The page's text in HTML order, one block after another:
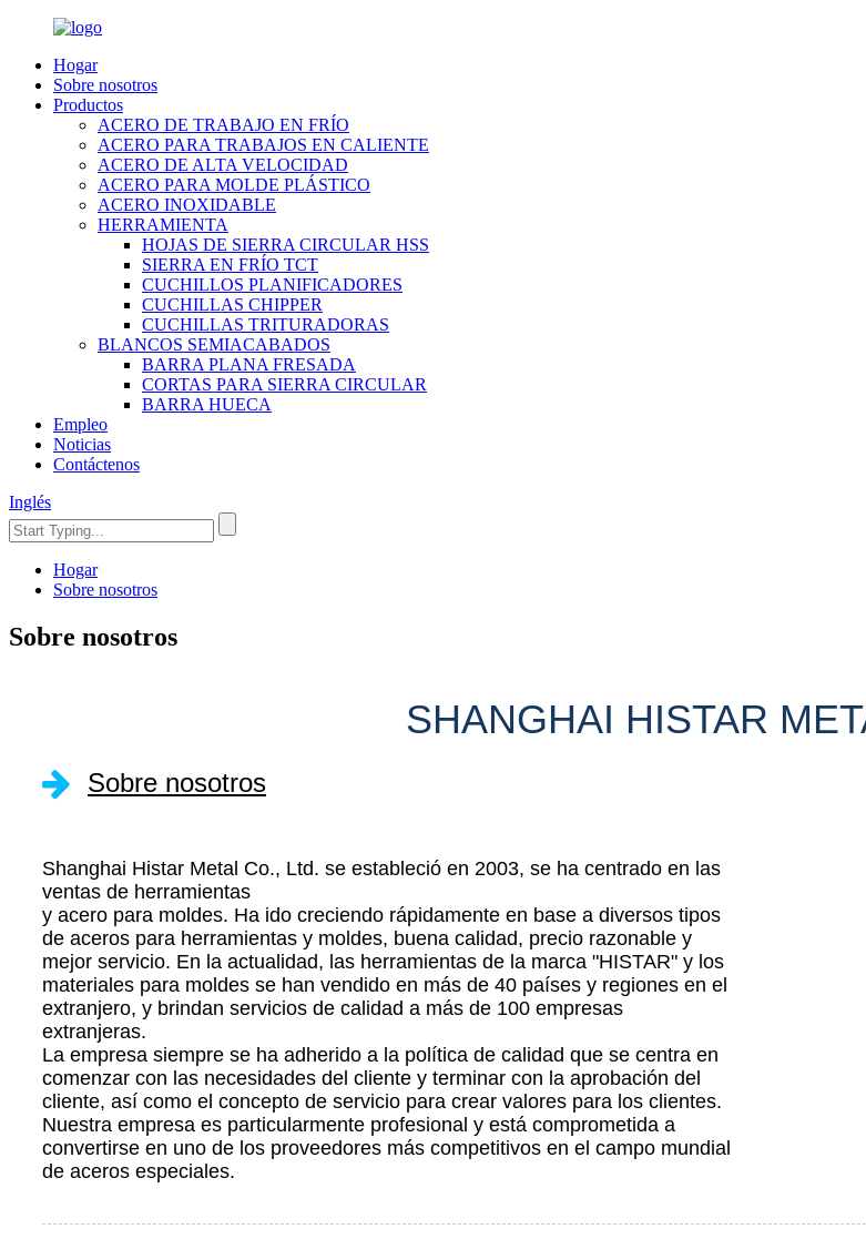
Hogar
Sobre nosotros
Productos
ACERO DE TRABAJO EN FRÍO
ACERO PARA TRABAJOS EN CALIENTE
ACERO DE ALTA VELOCIDAD
ACERO PARA MOLDE PLÁSTICO
ACERO INOXIDABLE
HERRAMIENTA
HOJAS DE SIERRA CIRCULAR HSS
SIERRA EN FRÍO TCT
CUCHILLOS PLANIFICADORES
CUCHILLAS CHIPPER
CUCHILLAS TRITURADORAS
BLANCOS SEMIACABADOS
BARRA PLANA FRESADA
CORTAS PARA SIERRA CIRCULAR
BARRA HUECA
Empleo
Noticias
Contáctenos
Inglés
Hogar
Sobre nosotros
Sobre nosotros
SHANGHAI HISTAR
Sobre nosotros
Shanghai Histar Metal Co., Ltd. se estableció en 2003, se ha centrado en las
ventas de herramientas
y acero para moldes. Ha ido creciendo rápidamente en base a diversos tipos
de aceros para herramientas y moldes, buena calidad, precio razonable y
mejor servicio. En la actualidad, las herramientas de la marca "HISTAR" y los
materiales para moldes se han vendido en más de 40 países y regiones en el
extranjero, y brindan servicios de calidad a más de 100 empresas
extranjeras.
La empresa siempre se ha adherido a la política de calidad que se centra en
comenzar con las necesidades del cliente y terminar con la aprobación del
cliente, así como el concepto de servicio para crear valores para los clientes.
Nuestra empresa es particularmente profesional y está comprometida a
convertirse en uno de los proveedores más competitivos en el campo mundial
de aceros especiales.